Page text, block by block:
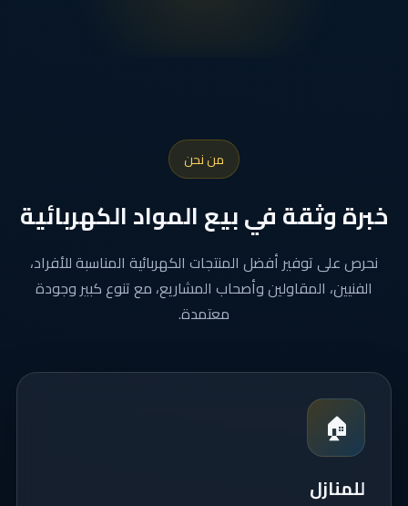
من نحن
خبرة وثقة في بيع المواد الكهربائية
نحرص على توفير أفضل المنتجات الكهربائية المناسبة للأفراد،
الفنيين، المقاولين وأصحاب المشاريع، مع تنوع كبير وجودة
معتمدة.
🏠
للمنازل